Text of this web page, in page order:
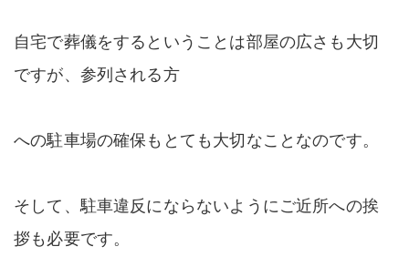
自宅で葬儀をするということは部屋の広さも大切
ですが、参列される方
への駐車場の確保もとても大切なことなのです。
そして、駐車違反にならないようにご近所への挨
拶も必要です。